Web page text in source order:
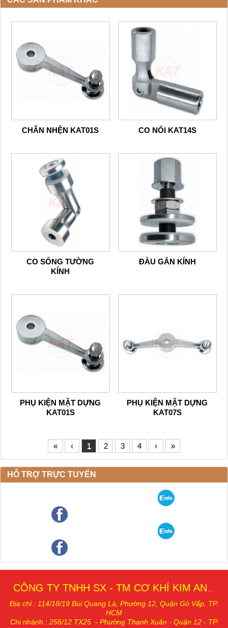
CHÂN NHỆN KAT01S CO NỐI KAT14S
CO SỐNG TƯỜNG
KÍNH
ĐẦU GẮN KÍNH
PHỤ KIỆN MẶT DỰNG
KAT01S
PHỤ KIỆN MẶT DỰNG
KAT07S
« ‹ 1 2 3 4 › »
HỖ TRỢ TRỰC TUYẾN
CÔNG TY TNHH SX - TM CƠ KHÍ KIM AN THÁI
Địa chỉ : 114/18/19 Bùi Quang Là, Phường 12, Quận Gò Vấp, TP.
HCM
Chi nhánh : 256/12 TX25 - Phường Thạnh Xuân - Quận 12 - TP.